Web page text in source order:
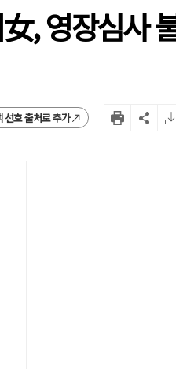
, 영장심사
선호 출처로 추가